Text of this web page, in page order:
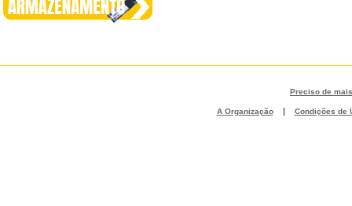
Preciso de
A Organização | Condições de